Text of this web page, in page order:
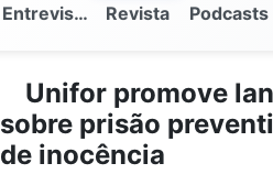
Entrevistas Revista Podcasts
Unifor promove
sobre prisão
de inocência